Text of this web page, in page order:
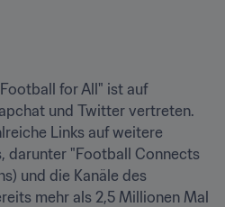
for All" ist auf
und Twitter vertreten.
Links auf weitere
darunter "Football Connects
und die Kanäle des
mehr als 2,5 Millionen Mal